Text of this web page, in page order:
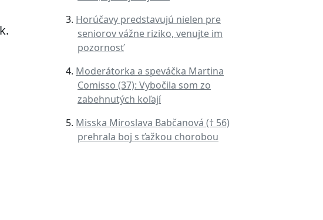
Horúčavy predstavujú nielen pre
seniorov vážne riziko, venujte im
pozornosť
Moderátorka a speváčka Martina
Comisso (37): Vybočila som zo
zabehnutých koľají
Misska Miroslava Babčanová († 56)
prehrala boj s ťažkou chorobou